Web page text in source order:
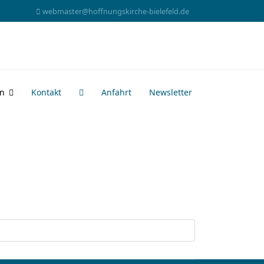
webmaster@hoffnungskirche-bielefeld.de
Kontakt Anfahrt Newsletter